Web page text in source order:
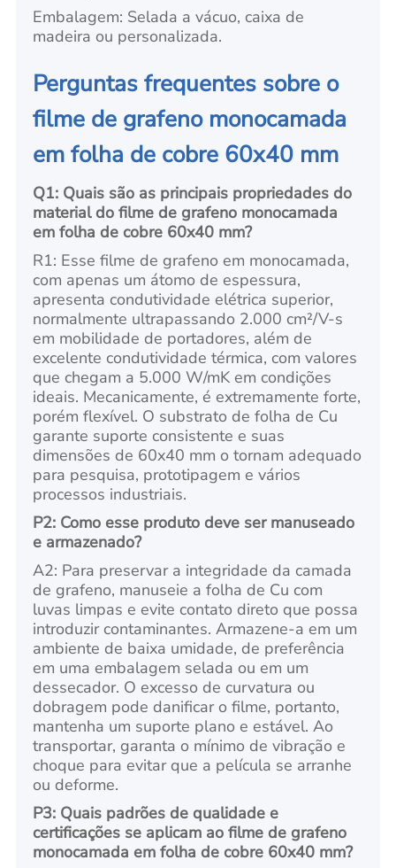
Embalagem: Selada a vácuo, caixa de
madeira ou personalizada.
Perguntas frequentes sobre o
filme de grafeno monocamada
em folha de cobre 60x40 mm
Q1: Quais são as principais propriedades do
material do filme de grafeno monocamada
em folha de cobre 60x40 mm?
R1: Esse filme de grafeno em monocamada,
com apenas um átomo de espessura,
apresenta condutividade elétrica superior,
normalmente ultrapassando 2.000 cm²/V-s
em mobilidade de portadores, além de
excelente condutividade térmica, com valores
que chegam a 5.000 W/mK em condições
ideais. Mecanicamente, é extremamente forte,
porém flexível. O substrato de folha de Cu
garante suporte consistente e suas
dimensões de 60x40 mm o tornam adequado
para pesquisa, prototipagem e vários
processos industriais.
P2: Como esse produto deve ser manuseado
e armazenado?
A2: Para preservar a integridade da camada
de grafeno, manuseie a folha de Cu com
luvas limpas e evite contato direto que possa
introduzir contaminantes. Armazene-a em um
ambiente de baixa umidade, de preferência
em uma embalagem selada ou em um
dessecador. O excesso de curvatura ou
dobragem pode danificar o filme, portanto,
mantenha um suporte plano e estável. Ao
transportar, garanta o mínimo de vibração e
choque para evitar que a película se arranhe
ou deforme.
P3: Quais padrões de qualidade e
certificações se aplicam ao filme de grafeno
monocamada em folha de cobre 60x40 mm?